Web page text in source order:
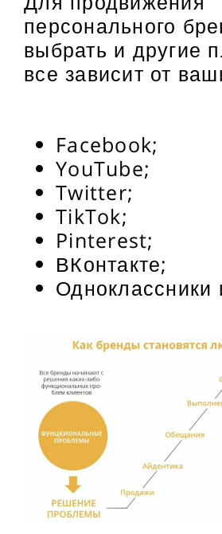
персонального
выбрать и другие
все зависит от
Facebook;
YouTube;
Twitter;
TikTok;
Pinterest;
ВКонтакте;
Одноклассники